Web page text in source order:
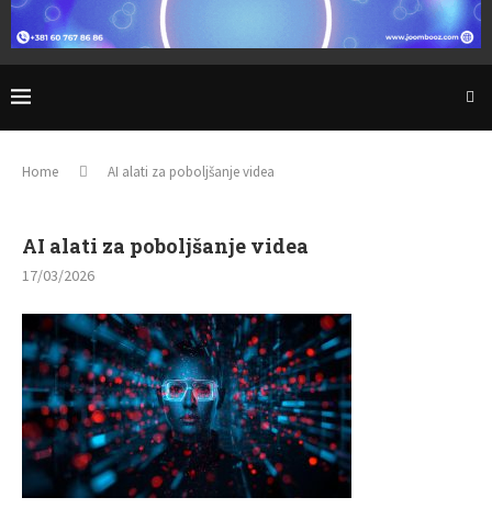
Home AI alati za poboljšanje videa
AI alati za poboljšanje videa
17/03/2026